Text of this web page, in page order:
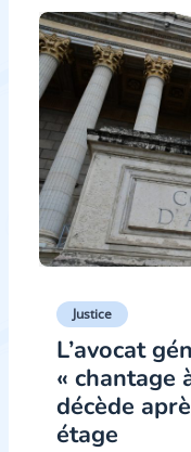
Justice
L’avocat
« chantage
décède
étage